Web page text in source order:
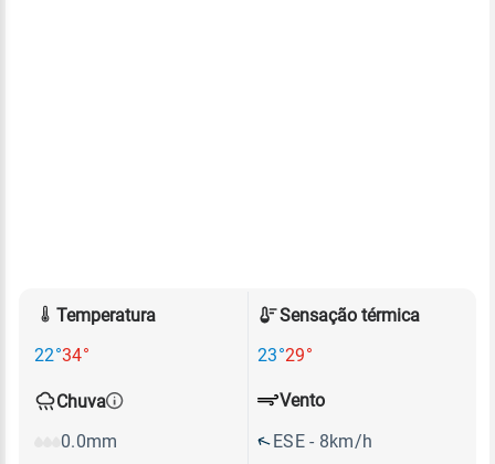
Temperatura
22°34°
Sensação térmica
23°29°
Chuva
0.0mm
Vento
ESE - 8km/h